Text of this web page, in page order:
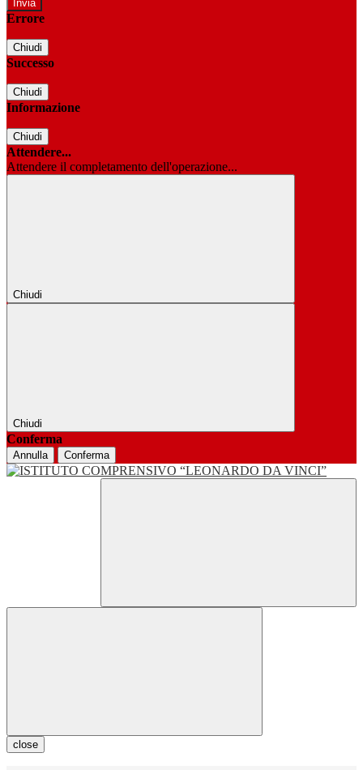
Errore
Chiudi
Successo
Chiudi
Informazione
Chiudi
Attendere...
Attendere il completamento dell'operazione...
Chiudi
Chiudi
Conferma
Annulla Conferma
close